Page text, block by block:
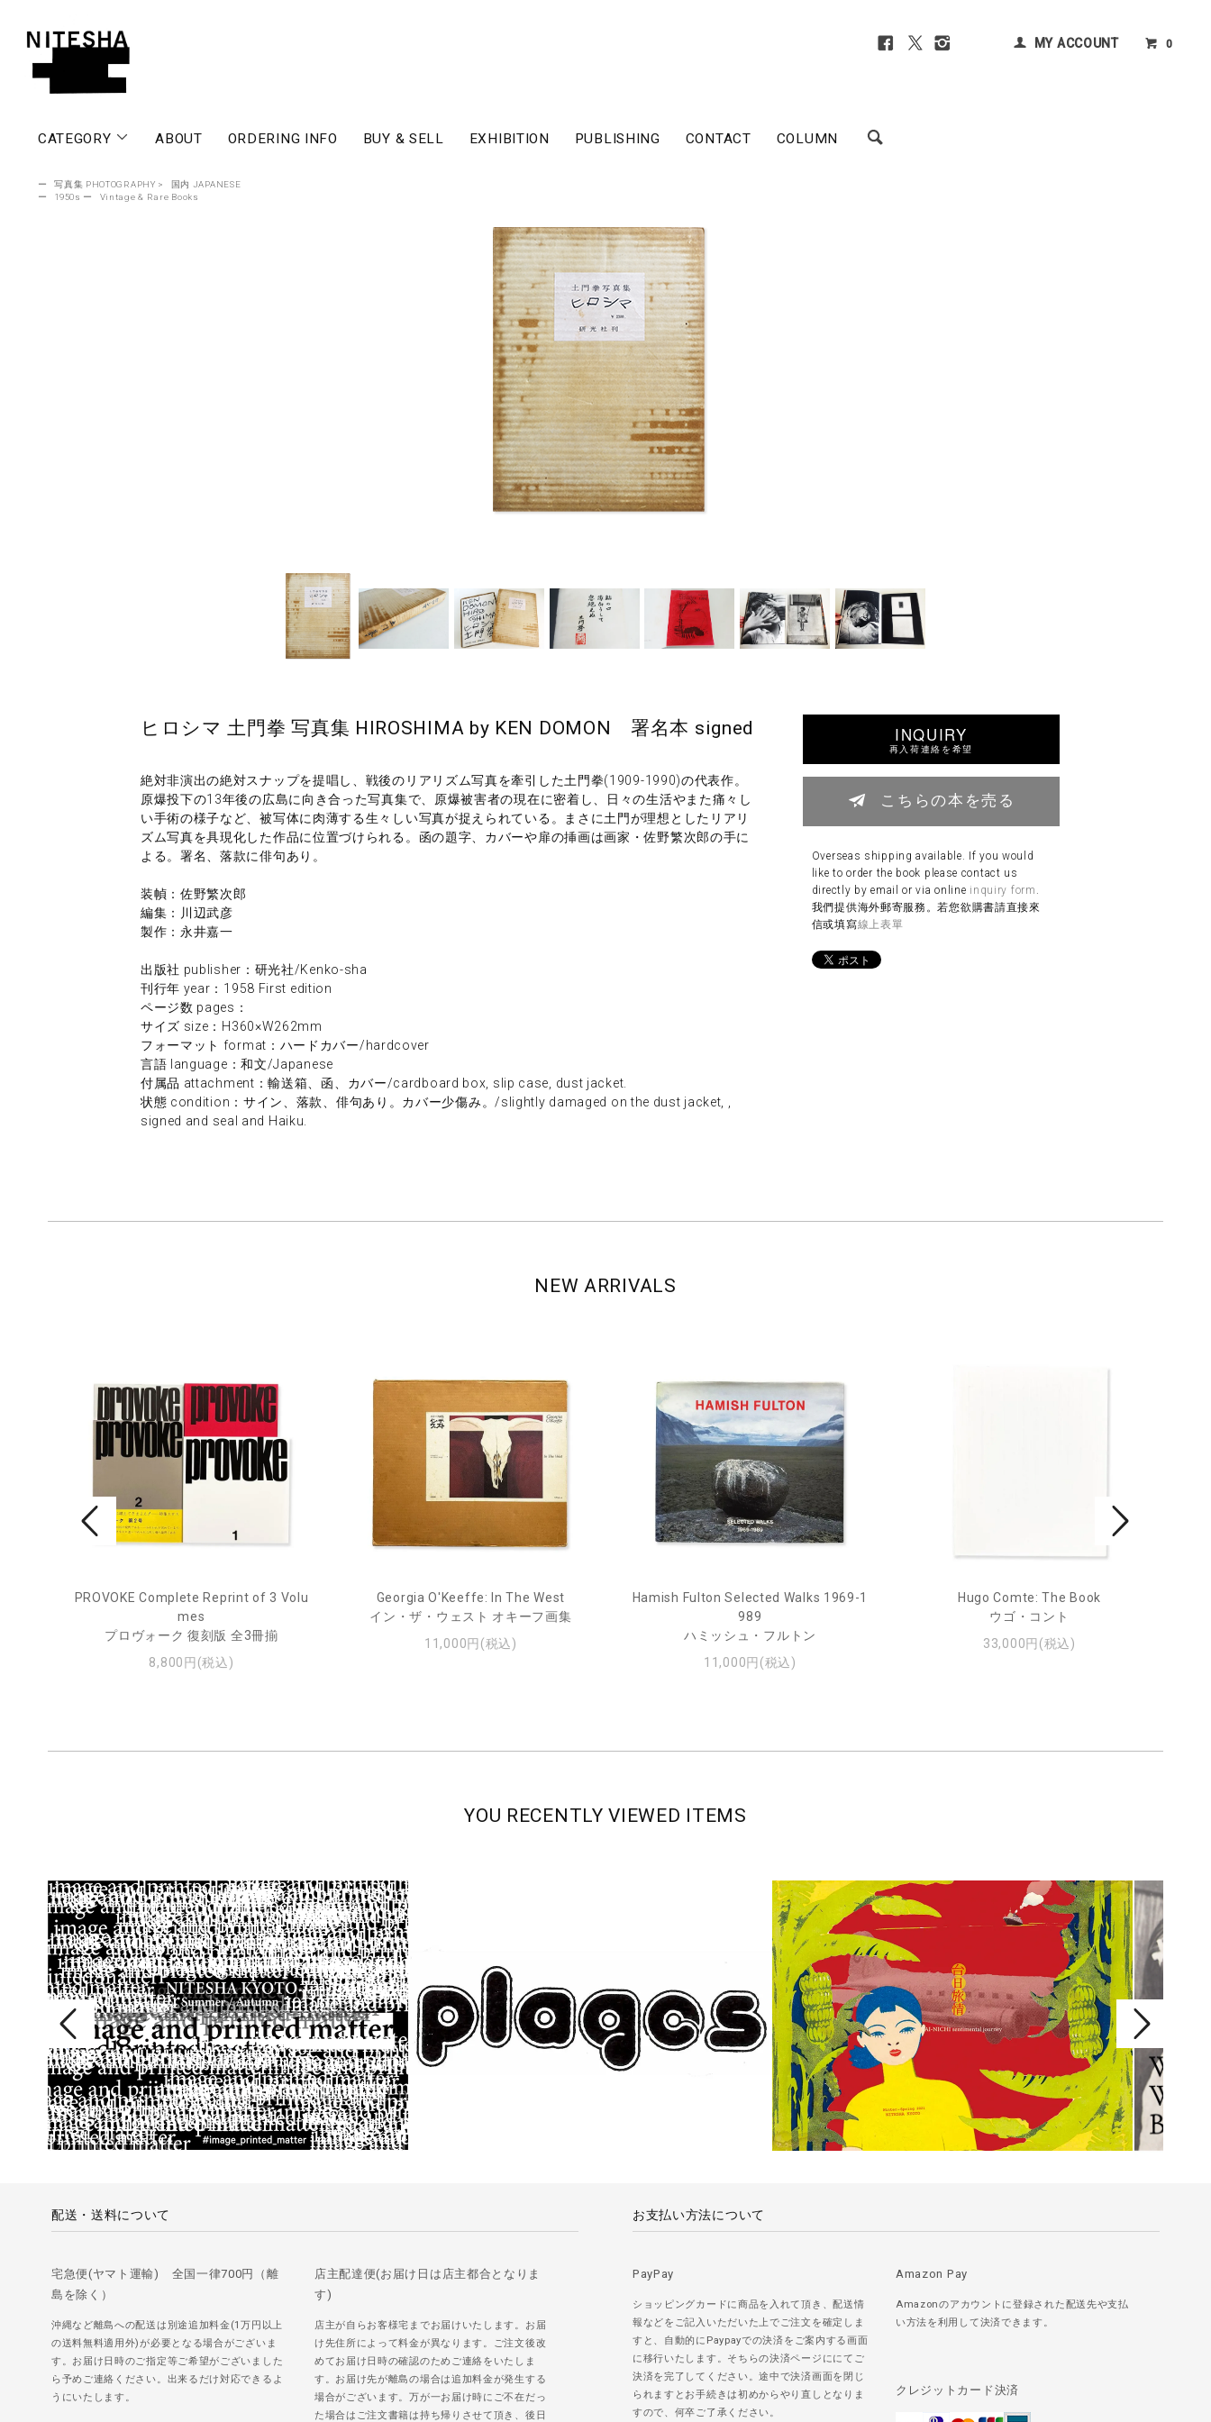
MY ACCOUNT 0
CATEGORY ABOUT ORDERING INFO BUY & SELL EXHIBITION PUBLISHING CONTACT COLUMN
ー 写真集 PHOTOGRAPHY >
国内 JAPANESE
ー
1950s ー Vintage & Rare Books
ヒロシマ 土門拳 写真集 HIROSHIMA by KEN DOMON 署名本 signed
絶対非演出の絶対スナップを提唱し、戦後のリアリズム写真を牽引した土門拳(1909-1990)の代表作。
原爆投下の13年後の広島に向き合った写真集で、原爆被害者の現在に密着し、日々の生活やまた痛々し
い手術の様子など、被写体に肉薄する生々しい写真が捉えられている。まさに土門が理想としたリアリ
ズム写真を具現化した作品に位置づけられる。函の題字、カバーや扉の挿画は画家・佐野繁次郎の手に
よる。署名、落款に俳句あり。
装幀：佐野繁次郎
編集：川辺武彦
製作：永井嘉一
出版社 publisher：研光社/Kenko-sha
刊行年 year：1958 First edition
ページ数 pages：
サイズ size：H360×W262mm
フォーマット format：ハードカバー/hardcover
言語 language：和文/Japanese
付属品 attachment：輸送箱、函、カバー/cardboard box, slip case, dust jacket.
状態 condition：サイン、落款、俳句あり。カバー少傷み。/slightly damaged on the dust jacket, ,
signed and seal and Haiku.
INQUIRY
再入荷連絡を希望
こちらの本を売る
Overseas shipping available. If you would
like to order the book please contact us
directly by email or via online inquiry form .
我們提供海外郵寄服務。若您欲購書請直接來
信或填寫線上表單
NEW ARRIVALS
PROVOKE Complete Reprint of 3 Volu
mes
プロヴォーク 復刻版 全3冊揃
8,800円(税込)
Georgia O'Keeffe: In The West
イン・ザ・ウェスト オキーフ画集
11,000円(税込)
Hamish Fulton Selected Walks 1969-1
989
ハミッシュ・フルトン
11,000円(税込)
Hugo Comte: The Book
ウゴ・コント
33,000円(税込)
YOU RECENTLY VIEWED ITEMS
配送・送料について
宅急便(ヤマト運輸) 全国一律700円（離
島を除く）
沖縄など離島への配送は別途追加料金(1万円以上
の送料無料適用外)が必要となる場合がございま
す。お届け日時のご指定等ご希望がございました
ら予めご連絡ください。出来るだけ対応できるよ
うにいたします。
店主配達便(お届け日は店主都合となりま
す)
店主が自らお客様宅までお届けいたします。お届
け先住所によって料金が異なります。ご注文後改
めてお届け日時の確認のためご連絡をいたしま
す。お届け先が離島の場合は追加料金が発生する
場合がございます。万が一お届け時にご不在だっ
た場合はご注文書籍は持ち帰りさせて頂き、後日
お支払い方法について
PayPay
ショッピングカードに商品を入れて頂き、配送情
報などをご記入いただいた上でご注文を確定しま
すと、自動的にPaypayでの決済をご案内する画面
に移行いたします。そちらの決済ページににてご
決済を完了してください。途中で決済画面を閉じ
られますとお手続きは初めからやり直しとなりま
すので、何卒ご了承ください。
Amazon Pay
Amazonのアカウントに登録された配送先や支払
い方法を利用して決済できます。
クレジットカード決済